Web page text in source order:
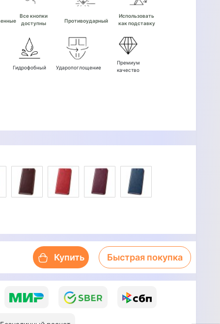
Все кнопки
доступны
Противоударный
Использовать
как подставку
Гидрофобный Ударопоглощение
Премиум
качество
Купить Быстрая покупка